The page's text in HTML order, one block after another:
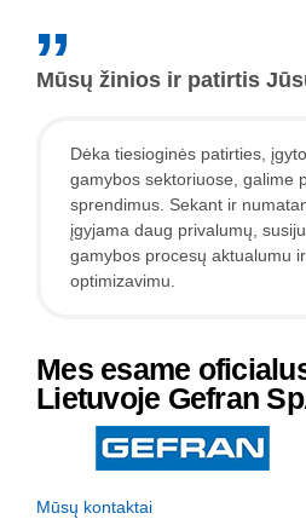
Mūsų žinios ir patirtis
Dėka tiesioginės patirties,
gamybos sektoriuose, galime
sprendimus. Sekant ir
įgyjama daug privalumų,
gamybos procesų aktualumu
optimizavimu.
Mes esame
Lietuvoje Gefran
Mūsų kontaktai